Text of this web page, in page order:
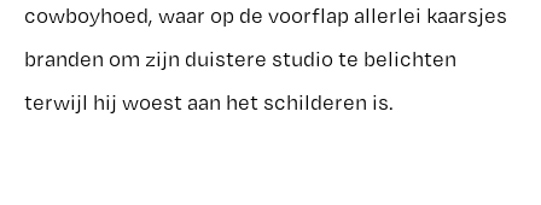
cowboyhoed, waar op de voorflap allerlei kaarsjes
branden om zijn duistere studio te belichten
terwijl hij woest aan het schilderen is.